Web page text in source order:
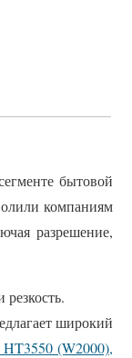
бытовой
компаниям
разрешение,
широкий
(W2000),